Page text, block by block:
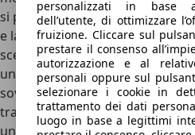
personalizzati in base
dell’utente, di ottimizzare
fruizione. Cliccare sul
prestare il consenso
autorizzazione e al
personali oppure sul
selezionare i cookie in
trattamento dei dati
luogo in base a legittimi
si può andare con tranquillità
e la ricca dotazione tecnologica
sceglie si spingere la GT sa
un’anima differente. Se, infatti,
sovrasterzante e piuttosto
trazione integrale,è
una buona agilitànonostante il